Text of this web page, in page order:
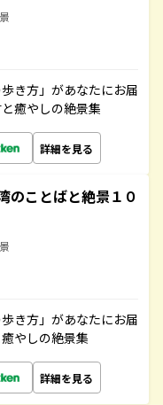
き方」があなたにお届
癒やしの絶景集
詳細を見る
のことばと絶景１０
き方」があなたにお届
やしの絶景集
詳細を見る